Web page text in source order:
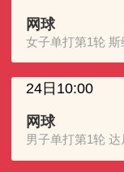
网球
女子单打第1轮 斯
24日10:00
网球
男子单打第1轮